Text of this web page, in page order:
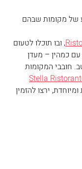
של מקומות שבהם
, ובו תוכלו לטעום
כמהין – מעדן
חובבי המקומות
Stella
ירצו להזמין